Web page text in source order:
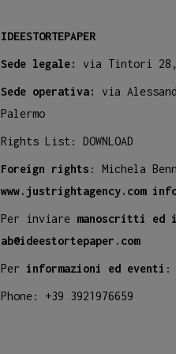
IDEESTORTEPAPER
Sede legale: via Tintori 28,
Sede operativa:
via
Palermo
Rights List: DOWNLOAD
Foreign rights : Michela
www.justrightagency.com
Per inviare manoscritti
ab@ideestortepaper.com
Per informazioni ed eventi :
Phone: +39 3921976659